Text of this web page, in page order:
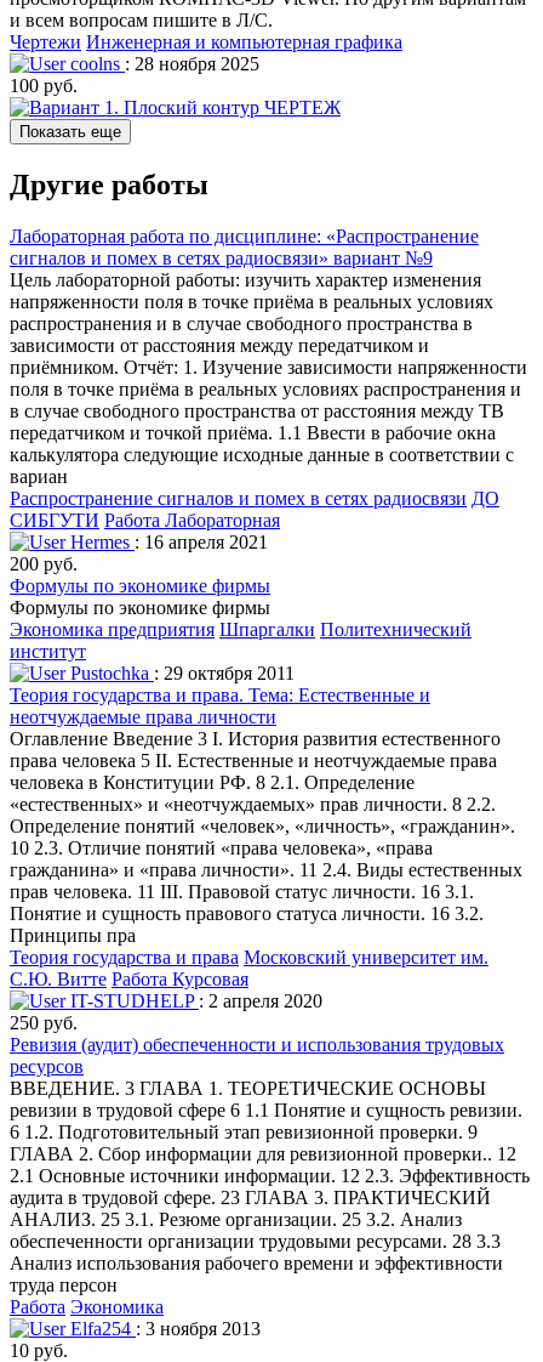
и всем вопросам пишите в Л/С.
Чертежи Инженерная и компьютерная графика
coolns : 28 ноября 2025
100 руб.
Показать еще
Другие работы
Лабораторная работа по дисциплине: «Распространение
сигналов и помех в сетях радиосвязи» вариант №9
Цель лабораторной работы: изучить характер изменения
напряженности поля в точке приёма в реальных условиях
распространения и в случае свободного пространства в
зависимости от расстояния между передатчиком и
приёмником. Отчёт: 1. Изучение зависимости напряженности
поля в точке приёма в реальных условиях распространения и
в случае свободного пространства от расстояния между ТВ
передатчиком и точкой приёма. 1.1 Ввести в рабочие окна
калькулятора следующие исходные данные в соответствии с
вариан
Распространение сигналов и помех в сетях радиосвязи ДО
СИБГУТИ Работа Лабораторная
Hermes : 16 апреля 2021
200 руб.
Формулы по экономике фирмы
Формулы по экономике фирмы
Экономика предприятия Шпаргалки Политехнический
институт
Pustochka : 29 октября 2011
Теория государства и права. Тема: Естественные и
неотчуждаемые права личности
Оглавление Введение 3 I. История развития естественного
права человека 5 II. Естественные и неотчуждаемые права
человека в Конституции РФ. 8 2.1. Определение
«естественных» и «неотчуждаемых» прав личности. 8 2.2.
Определение понятий «человек», «личность», «гражданин».
10 2.3. Отличие понятий «права человека», «права
гражданина» и «права личности». 11 2.4. Виды естественных
прав человека. 11 III. Правовой статус личности. 16 3.1.
Понятие и сущность правового статуса личности. 16 3.2.
Принципы пра
Теория государства и права Московский университет им.
С.Ю. Витте Работа Курсовая
IT-STUDHELP : 2 апреля 2020
250 руб.
Ревизия (аудит) обеспеченности и использования трудовых
ресурсов
ВВЕДЕНИЕ. 3 ГЛАВА 1. ТЕОРЕТИЧЕСКИЕ ОСНОВЫ
ревизии в трудовой сфере 6 1.1 Понятие и сущность ревизии.
6 1.2. Подготовительный этап ревизионной проверки. 9
ГЛАВА 2. Сбор информации для ревизионной проверки.. 12
2.1 Основные источники информации. 12 2.3. Эффективность
аудита в трудовой сфере. 23 ГЛАВА 3. ПРАКТИЧЕСКИЙ
АНАЛИЗ. 25 3.1. Резюме организации. 25 3.2. Анализ
обеспеченности организации трудовыми ресурсами. 28 3.3
Анализ использования рабочего времени и эффективности
труда персон
Работа Экономика
Elfa254 : 3 ноября 2013
10 руб.